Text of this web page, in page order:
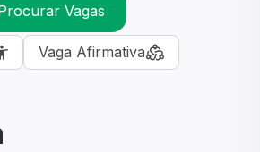
Vagas
Vaga Afirmativa